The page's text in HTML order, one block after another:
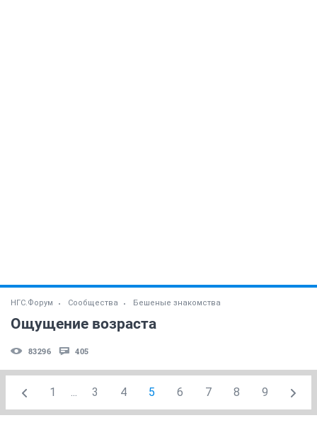
НГС.Форум Сообщества Бешеные знакомства
Ощущение возраста
83296 405
1 ... 3 4 5 6 7 8 9